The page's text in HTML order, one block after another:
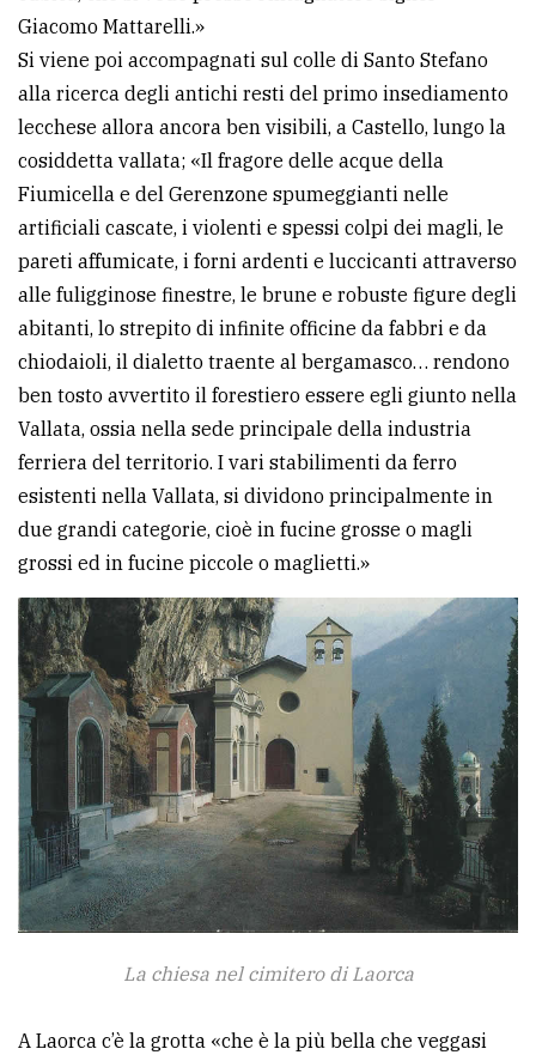
Giacomo Mattarelli.»
Si viene poi accompagnati sul colle di Santo Stefano
alla ricerca degli antichi resti del primo insediamento
lecchese allora ancora ben visibili, a Castello, lungo la
cosiddetta vallata; «Il fragore delle acque della
Fiumicella e del Gerenzone spumeggianti nelle
artificiali cascate, i violenti e spessi colpi dei magli, le
pareti affumicate, i forni ardenti e luccicanti attraverso
alle fuligginose finestre, le brune e robuste figure degli
abitanti, lo strepito di infinite officine da fabbri e da
chiodaioli, il dialetto traente al bergamasco… rendono
ben tosto avvertito il forestiero essere egli giunto nella
Vallata, ossia nella sede principale della industria
ferriera del territorio. I vari stabilimenti da ferro
esistenti nella Vallata, si dividono principalmente in
due grandi categorie, cioè in fucine grosse o magli
grossi ed in fucine piccole o maglietti.»
La chiesa nel cimitero di Laorca
A Laorca c’è la grotta «che è la più bella che veggasi